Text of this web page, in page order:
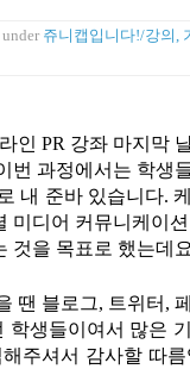
under 쥬니캡입니다!/강의,
인 PR 강좌 마지막
번 과정에서는 학생
내 준바 있습니다.
미디어 커뮤니케이
것을 목표로 했는데
땐 블로그, 트위터,
학생들이여서 많은
주셔서 감사할 따